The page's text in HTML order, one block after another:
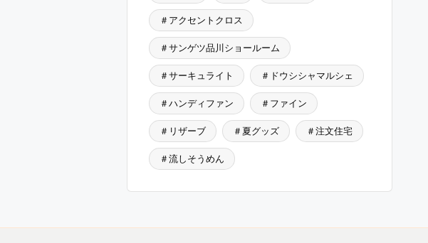
＃アクセントクロス
＃サンゲツ品川ショールーム
＃サーキュライト ＃ドウシシャマルシェ
＃ハンディファン ＃ファイン
＃リザーブ ＃夏グッズ ＃注文住宅
＃流しそうめん